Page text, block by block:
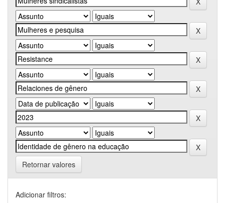
Retornar valores
Adicionar filtros: